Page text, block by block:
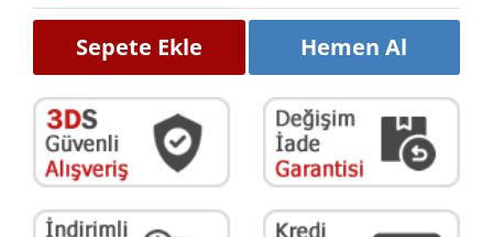
Sepete Ekle Hemen Al